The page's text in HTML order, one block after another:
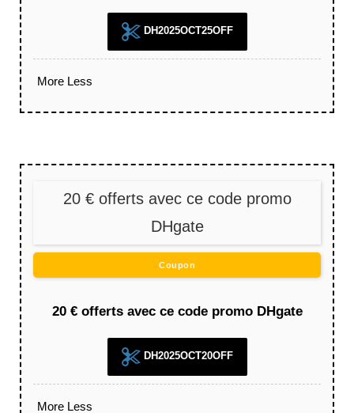
DH2025OCT25OFF
More Less
20 € offerts avec ce code promo
DHgate
Coupon
20 € offerts avec ce code promo DHgate
DH2025OCT20OFF
More Less